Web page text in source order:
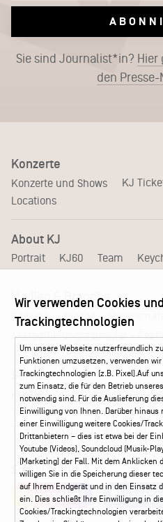
Sie sind Journalist*in?
den
Konzerte
Konzerte und Shows KJ
Locations
About KJ
Portrait KJ60 Team
Medien & Branche
Booking Presse
Akkreditierungsformular –
Service
Kontakt Leichte Sprache
Ticketshop Hamburg
Ticketservice 040 - 413 22 60
Social Media
Instagram
Wir verwenden Cookies
Trackingtechnologien
Um unsere Webseite nutzerfreundlich
Funktionen umzusetzen, verwenden
Trackingtechnologien (z.B. Pixel).Auf
zum Einsatz, die für den Betrieb
notwendig sind. Für die Auslieferung
Einwilligung von Ihnen. Darüber hinaus
einer Einwilligung weitere Cookies/
Drittanbietern – dies ist etwa bei der
Youtube (Videos), Soundcloud (Musik-
(Marketing) der Fall. Mit dem Anklicken
willigen Sie in die Speicherung dieser
auf Ihrem Endgerät und in den Einsatz
ein. Dies schließt Ihre Einwilligung in
Cookies/Trackingtechnologien